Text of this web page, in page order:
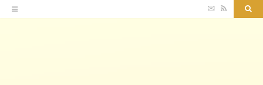
Accéder
au
✉ RSS